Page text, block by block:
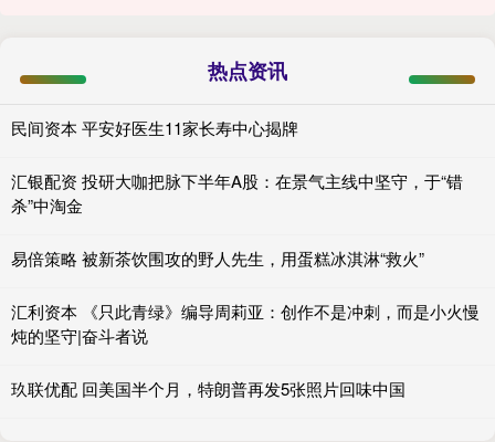
热点资讯
民间资本 平安好医生11家长寿中心揭牌
汇银配资 投研大咖把脉下半年A股：在景气主线中坚守，于“错
杀”中淘金
易倍策略 被新茶饮围攻的野人先生，用蛋糕冰淇淋“救火”
汇利资本 《只此青绿》编导周莉亚：创作不是冲刺，而是小火慢
炖的坚守|奋斗者说
玖联优配 回美国半个月，特朗普再发5张照片回味中国